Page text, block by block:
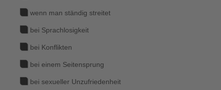
wenn man ständig streitet
bei Sprachlosigkeit
bei Konflikten
bei einem Seitensprung
bei sexueller Unzufriedenheit